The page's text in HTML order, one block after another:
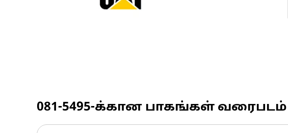
081-5495-க்கான பாகங்கள் வரைபடம்